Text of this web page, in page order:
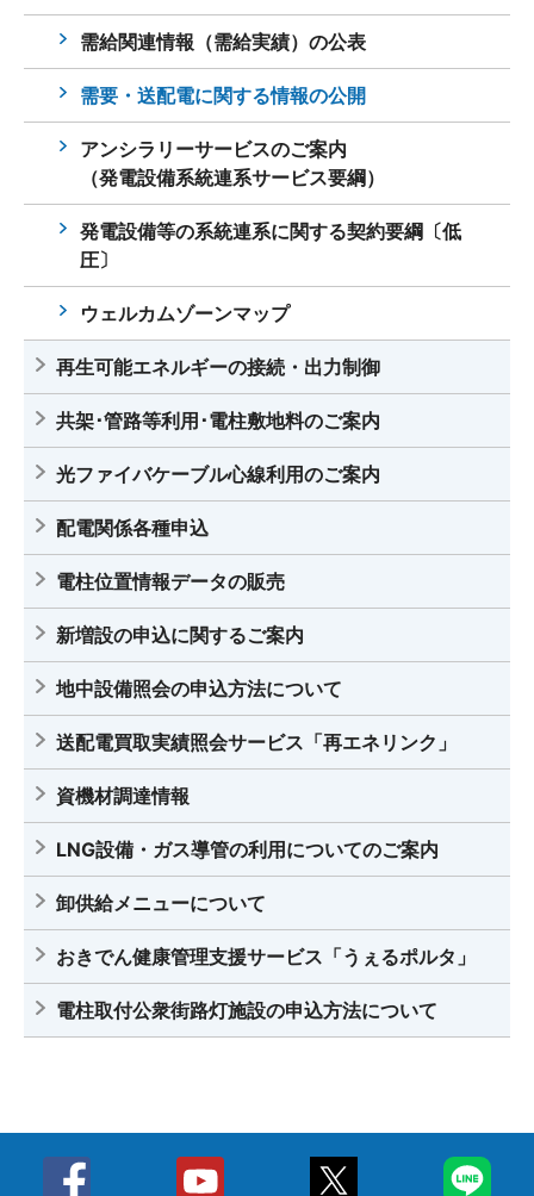
需給関連情報（需給実績）の公表
需要・送配電に関する情報の公開
アンシラリーサービスのご案内
（発電設備系統連系サービス要綱）
発電設備等の系統連系に関する契約要綱〔低
圧〕
ウェルカムゾーンマップ
再生可能エネルギーの接続・出力制御
共架･管路等利用･電柱敷地料のご案内
光ファイバケーブル心線利用のご案内
配電関係各種申込
電柱位置情報データの販売
新増設の申込に関するご案内
地中設備照会の申込方法について
送配電買取実績照会サービス「再エネリンク」
資機材調達情報
LNG設備・ガス導管の利用についてのご案内
卸供給メニューについて
おきでん健康管理支援サービス「うぇるポルタ」
電柱取付公衆街路灯施設の申込方法について